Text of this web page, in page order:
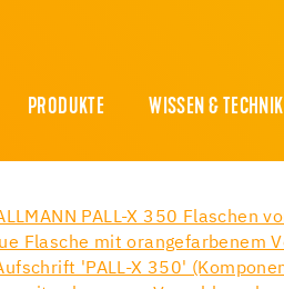
PRODUKTE WISSEN & TECHNIK